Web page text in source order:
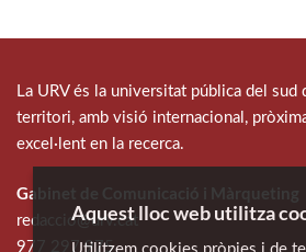
La URV és la universitat pública del sud
territori, amb visió internacional,
excel·lent en la recerca.
Gabinet de Comunicació i Màrqueting
redaccio@urv.cat
977 297 975
Aquest lloc web utilitza